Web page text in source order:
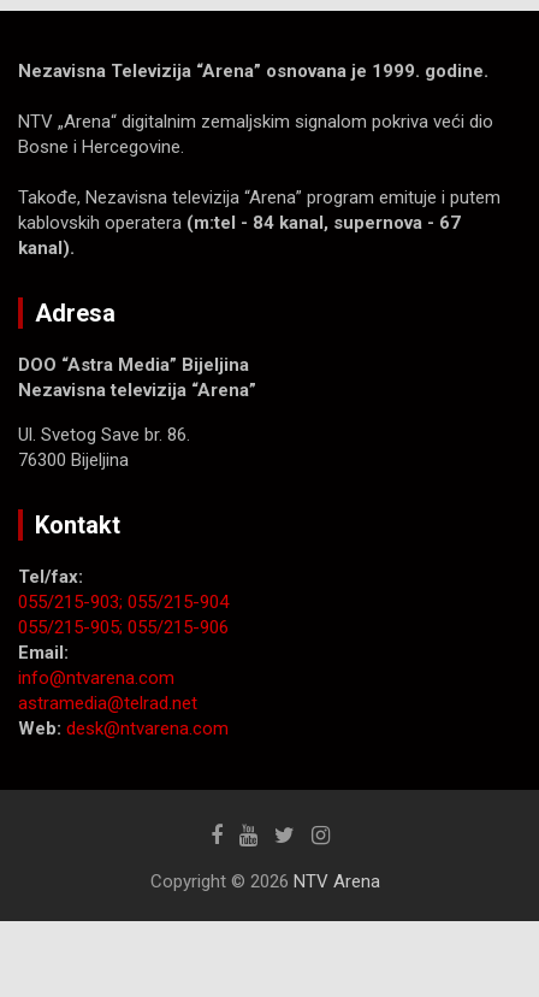
Nezavisna Televizija “Arena” osnovana je 1999. godine.
NTV „Arena“ digitalnim zemaljskim signalom pokriva veći dio
Bosne i Hercegovine.
Takođe, Nezavisna televizija “Arena” program emituje i putem
kablovskih operatera (m:tel - 84 kanal, supernova - 67
kanal).
Adresa
DOO “Astra Media” Bijeljina
Nezavisna televizija “Arena”
Ul. Svetog Save br. 86.
76300 Bijeljina
Kontakt
Tel/fax:
055/215-903; 055/215-904
055/215-905; 055/215-906
Email:
info@ntvarena.com
astramedia@telrad.net
Web: desk@ntvarena.com
Copyright © 2026 NTV Arena